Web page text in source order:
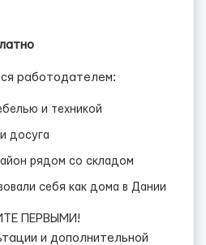
работодателем:
и техникой
досуга
рядом со складом
себя как дома в Дании
ПЕРВЫМИ!
и дополнительной